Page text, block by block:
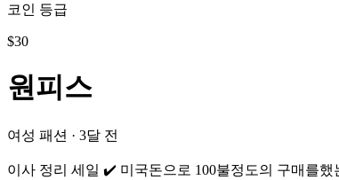
코인 등급
$30
원피스
여성 패션 · 3달 전
이사 정리 세일 ✔️ 미국돈으로 100불정도의 구매를